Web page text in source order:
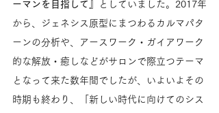
ーマンを目指して』
としていました。2017年
から、ジェネシス原型にまつわるカルマパタ
ーンの分析や、アースワーク・ガイアワーク
的な解放・癒しなどがサロンで際立つテーマ
となって来た数年間でしたが、いよいよその
時期も終わり、「新しい時代に向けてのシス